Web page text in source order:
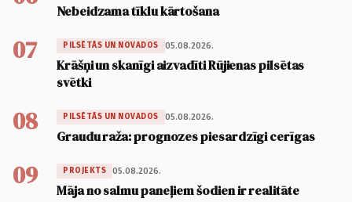
Nebeidzama tīklu kārtošana
07 PILSĒTĀS UN NOVADOS 05.08.2026.
Krāšņi un skanīgi aizvadīti Rūjienas pilsētas
svētki
08 PILSĒTĀS UN NOVADOS 05.08.2026.
Graudu raža: prognozes piesardzīgi cerīgas
09 PROJEKTS 05.08.2026.
Māja no salmu paneļiem šodien ir realitāte